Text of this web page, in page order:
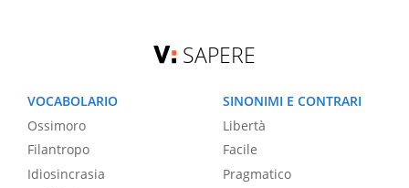
SAPERE
VOCABOLARIO
Ossimoro
Filantropo
Idiosincrasia
SINONIMI E CONTRARI
Libertà
Facile
Pragmatico